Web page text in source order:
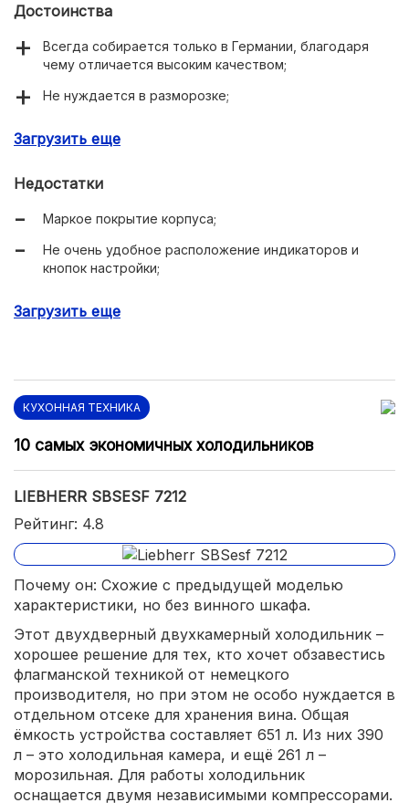
Достоинства
Всегда собирается только в Германии, благодаря
чему отличается высоким качеством;
Не нуждается в разморозке;
Загрузить еще
Недостатки
Маркое покрытие корпуса;
Не очень удобное расположение индикаторов и
кнопок настройки;
Загрузить еще
КУХОННАЯ ТЕХНИКА
10 самых экономичных холодильников
LIEBHERR SBSESF 7212
Рейтинг: 4.8
Почему он: Схожие с предыдущей моделью
характеристики, но без винного шкафа.
Этот двухдверный двухкамерный холодильник –
хорошее решение для тех, кто хочет обзавестись
флагманской техникой от немецкого
производителя, но при этом не особо нуждается в
отдельном отсеке для хранения вина. Общая
ёмкость устройства составляет 651 л. Из них 390
л – это холодильная камера, и ещё 261 л –
морозильная. Для работы холодильник
оснащается двумя независимыми компрессорами.